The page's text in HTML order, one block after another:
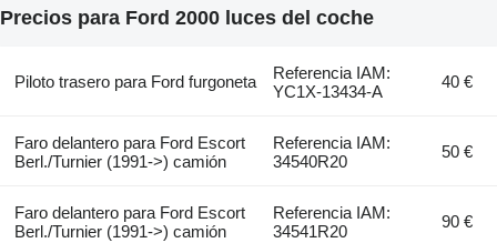
Precios para Ford 2000 luces del coche
Piloto trasero para Ford furgoneta
Referencia IAM:
YC1X-13434-A
40 €
Faro delantero para Ford Escort
Berl./Turnier (1991->) camión
Referencia IAM:
34540R20
50 €
Faro delantero para Ford Escort
Berl./Turnier (1991->) camión
Referencia IAM:
34541R20
90 €